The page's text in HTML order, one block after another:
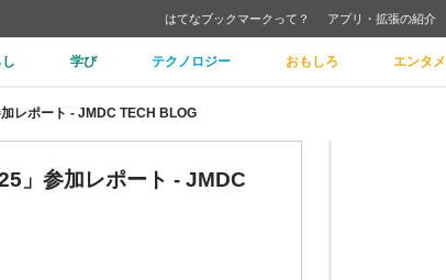
はてなブックマークって？ アプリ・拡張の紹介
学び テクノロジー おもしろ エンタメ
レポート - JMDC TECH BLOG
」参加レポート - JMDC